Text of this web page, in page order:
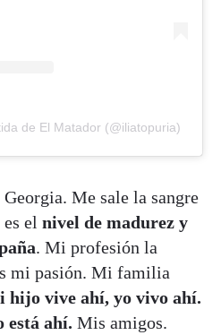
de El Matador (@iliatopuria)
Me sale la sangre
el nivel de madurez y
. Mi profesión la
mi pasión. Mi familia
hijo vive ahí, yo vivo ahí.
está ahí. Mis amigos.